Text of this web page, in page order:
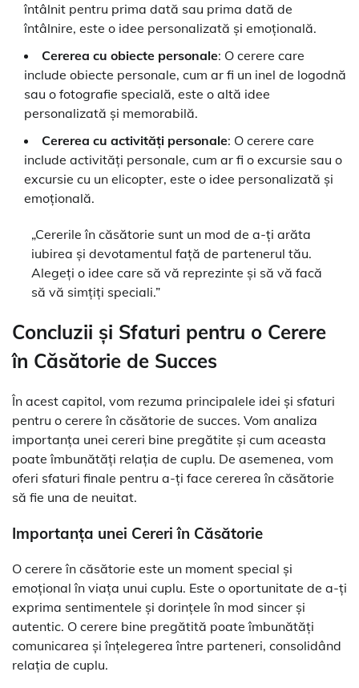
întâlnit pentru prima dată sau prima dată de
întâlnire, este o idee personalizată și emoțională.
Cererea cu obiecte personale: O cerere care
include obiecte personale, cum ar fi un inel de logodnă
sau o fotografie specială, este o altă idee
personalizată și memorabilă.
Cererea cu activități personale: O cerere care
include activități personale, cum ar fi o excursie sau o
excursie cu un elicopter, este o idee personalizată și
emoțională.
„Cererile în căsătorie sunt un mod de a-ți arăta
iubirea și devotamentul față de partenerul tău.
Alegeți o idee care să vă reprezinte și să vă facă
să vă simțiți speciali.”
Concluzii și Sfaturi pentru o Cerere
în Căsătorie de Succes
În acest capitol, vom rezuma principalele idei și sfaturi
pentru o cerere în căsătorie de succes. Vom analiza
importanța unei cereri bine pregătite și cum aceasta
poate îmbunătăți relația de cuplu. De asemenea, vom
oferi sfaturi finale pentru a-ți face cererea în căsătorie
să fie una de neuitat.
Importanța unei Cereri în Căsătorie
O cerere în căsătorie este un moment special și
emoțional în viața unui cuplu. Este o oportunitate de a-ți
exprima sentimentele și dorințele în mod sincer și
autentic. O cerere bine pregătită poate îmbunătăți
comunicarea și înțelegerea între parteneri, consolidând
relația de cuplu.